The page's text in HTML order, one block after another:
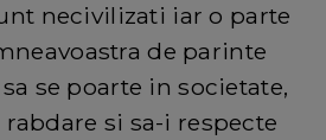
necivilizati iar o parte
de parinte
se poarte in societate,
si sa-i respecte